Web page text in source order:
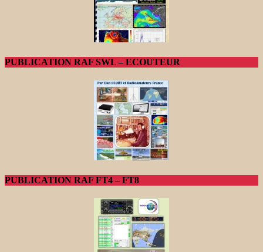
PUBLICATION RAF SWL – ECOUTEUR
PUBLICATION RAF FT4 – FT8